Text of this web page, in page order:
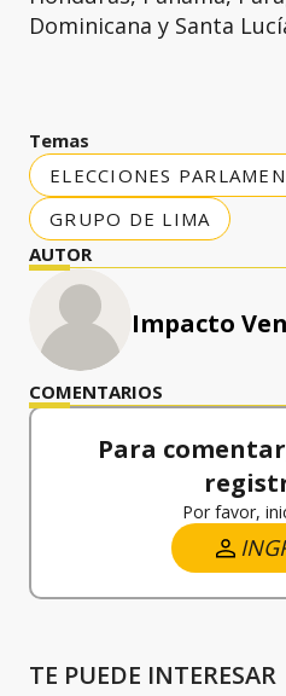
Dominicana y Santa
Temas
ELECCIONES
GRUPO DE LIMA
AUTOR
Impacto
COMENTARIOS
Para
Por favor,
TE PUEDE INTERESAR